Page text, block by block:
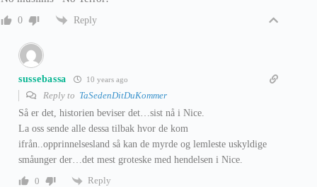
0 Reply
sussebassa 10 years ago
Reply to TaSedenDitDuKommer
Så er det, historien beviser det…sist nå i Nice.
La oss sende alle dessa tilbak hvor de kom
ifrån..opprinnelsesland så kan de myrde og lemleste uskyldige
småunger der…det mest groteske med hendelsen i Nice.
0
Reply